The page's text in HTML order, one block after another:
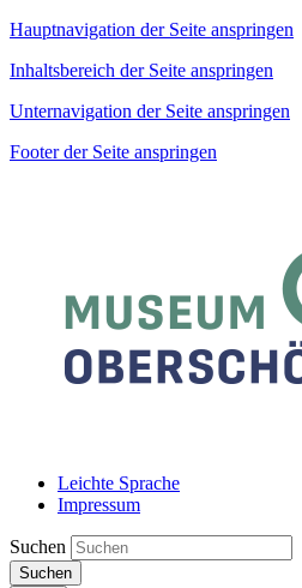
Hauptnavigation der Seite anspringen
Inhaltsbereich der Seite anspringen
Unternavigation der Seite anspringen
Footer der Seite anspringen
Leichte Sprache
Impressum
Suchen
Suchen